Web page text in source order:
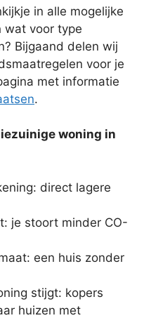
in alle mogelijke
wat voor type
Bijgaand delen wij
voor je
met informatie
.
woning in
direct lagere
je stoort minder CO-
een huis zonder
stijgt: kopers
huizen met